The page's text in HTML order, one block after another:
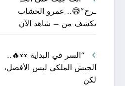
ـرح”😅.. عمرو الخشاب
يكشف من – شاهد الآن
“السر في البداية 👀🔥..
الجيش الملكي ليس الأفضل،
لكن